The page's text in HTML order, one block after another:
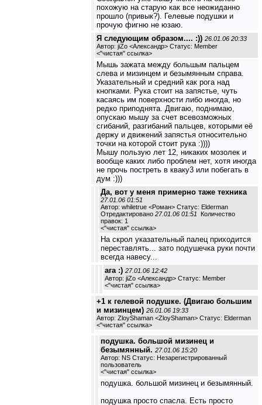
похожую на старую как все неожиданно
прошло (привык?). Гелевые подушки и
прочую фигню не юзаю.
Я следующим образом.... :)) 26.01.06 20:33
Автор: jiZo <Александр> Статус: Member
<"чистая" ссылка>
Мышь зажата между большым пальцем
слева и мизинцем и безымянным справа.
Указательный и средний как рога над
кнопками. Рука стоит на запястье, чуть
касаясь им поверхности либо иногда, но
редко приподнята. Двигаю, поднимаю,
опускаю мышу за счет всевозможных
сгибаний, разгибаний пальцев, которыми её
держу и движений запястья относительно
точки на которой стоит рука :))))
Мышу пользую лет 12, никаких мозолек и
вообще каких либо проблем нет, хотя иногда
не прочь постреть в кваку3 или побегать в
дум :)))
Да, вот у меня примерно таже техника
27.01.06 01:51
Автор: whiletrue <Роман> Статус: Elderman
Отредактировано 27.01.06 01:51 Количество
правок: 1
<"чистая" ссылка>
На скрол указательный палец приходится
переставлять... зато подушечка руки почти
всегда навесу...
ага :) 27.01.06 12:42
Автор: jiZo <Александр> Статус: Member
<"чистая" ссылка>
+1 к гелевой подушке. (Двигаю большим
и мизинцем) 26.01.06 19:33
Автор: ZloyShaman <ZloyShaman> Статус: Elderman
<"чистая" ссылка>
подушка. большой мизинец и
безымянный. 27.01.06 15:20
Автор: NS Статус: Незарегистрированный
пользователь
<"чистая" ссылка>
подушка. большой мизинец и безымянный.
подушка просто спасла. Есть просто